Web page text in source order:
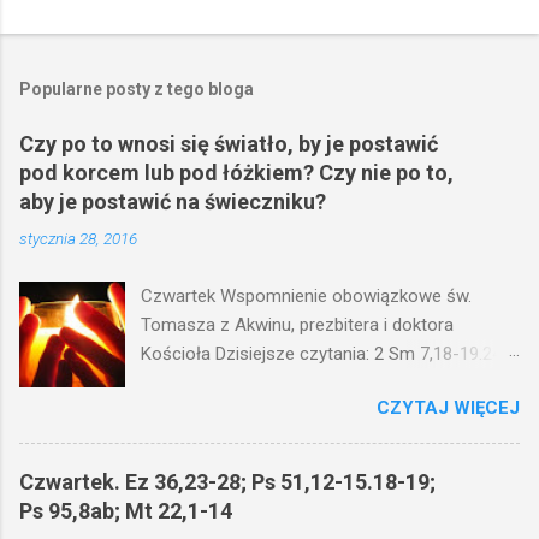
Popularne posty z tego bloga
Czy po to wnosi się światło, by je postawić
pod korcem lub pod łóżkiem? Czy nie po to,
aby je postawić na świeczniku?
stycznia 28, 2016
Czwartek Wspomnienie obowiązkowe św.
Tomasza z Akwinu, prezbitera i doktora
Kościoła Dzisiejsze czytania: 2 Sm 7,18-19.24-
(Mk 4,21-25) Jezus mówił ludowi: Czy po to
wnosi się światło, by je postawić pod korcem
na świeczniku? Nie ma bowiem nic ukrytego, co
by nie miało wyjść na jaw. Kto ma uszy do
CZYTAJ WIĘCEJ
Czwartek. Ez 36,23-28; Ps 51,12-15.18-19;
Ps 95,8ab; Mt 22,1-14